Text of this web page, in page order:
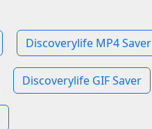
Discoverylife MP4 Saver
Discoverylife GIF Saver